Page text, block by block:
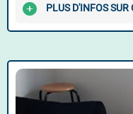
PLUS D'INFOS SUR